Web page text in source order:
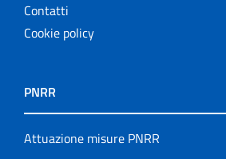
Contatti
Cookie policy
PNRR
Attuazione misure PNRR